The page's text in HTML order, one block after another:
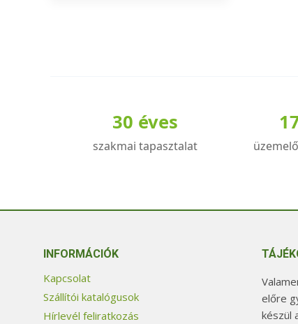
változatok30 éves
szakmai tapasztalat
INFORMÁCIÓK
Kapcsolat
Szállítói katalógusok
Hírlevél feliratkozás
előre
készül